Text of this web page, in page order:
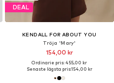
DEAL
KENDALL FOR ABOUT YOU
Tröja 'Mary'
154,00 kr
Ordinarie pris: 455,00 kr
Senaste lägsta pris:154,00 kr